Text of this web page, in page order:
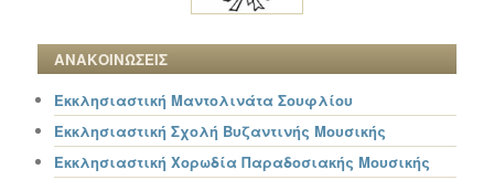
ΑΝΑΚΟΙΝΩΣΕΙΣ
Εκκλησιαστική Μαντολινάτα Σουφλίου
Εκκλησιαστική Σχολή Βυζαντινής Μουσικής
Εκκλησιαστική Χορωδία Παραδοσιακής Μουσικής